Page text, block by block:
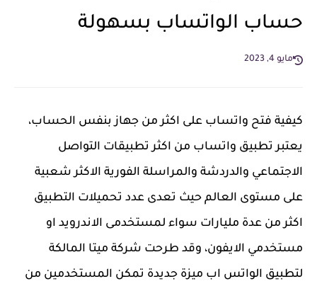
حساب الواتساب بسهولة
مايو 4, 2023
كيفية فتح واتساب على اكثر من جهاز بنفس الحساب،
يعتبر تطبيق واتساب من اكثر تطبيقات التواصل
الاجتماعي والدردشة والمراسلة الفورية الاكثر شعبية
على مستوى العالم حيث تعدى عدد تحميلات التطبيق
اكثر من عدة مليارات سواء لمستخدمى الاندرويد او
مستخدمي الايفون، وقد طرحت شركة ميتا المالكة
لتطبيق الواتس اب ميزة جديدة تمكن المستخدمين من